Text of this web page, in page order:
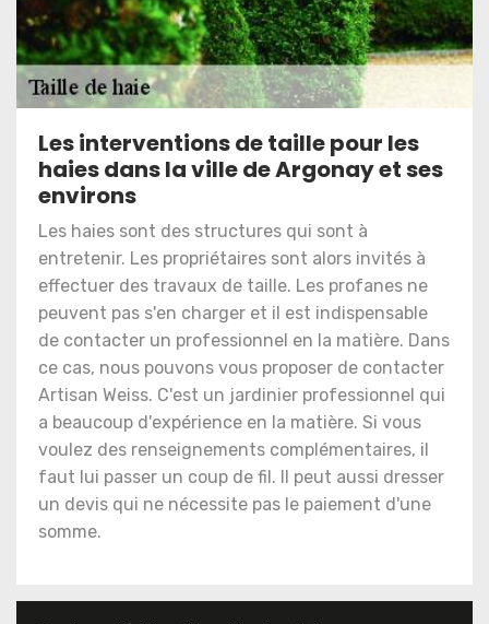
Les interventions de taille pour les
haies dans la ville de Argonay et ses
environs
Les haies sont des structures qui sont à
entretenir. Les propriétaires sont alors invités à
effectuer des travaux de taille. Les profanes ne
peuvent pas s'en charger et il est indispensable
de contacter un professionnel en la matière. Dans
ce cas, nous pouvons vous proposer de contacter
Artisan Weiss. C'est un jardinier professionnel qui
a beaucoup d'expérience en la matière. Si vous
voulez des renseignements complémentaires, il
faut lui passer un coup de fil. Il peut aussi dresser
un devis qui ne nécessite pas le paiement d'une
somme.